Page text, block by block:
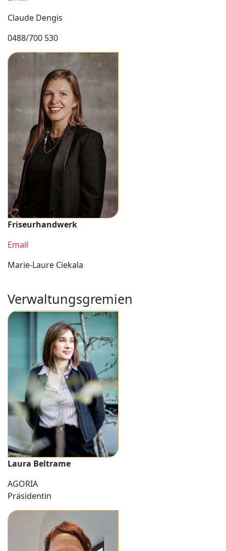
Claude Dengis
0488/700 530
Friseurhandwerk
Email
Marie-Laure Ciekala
Verwaltungsgremien
Laura Beltrame
AGORIA
Präsidentin